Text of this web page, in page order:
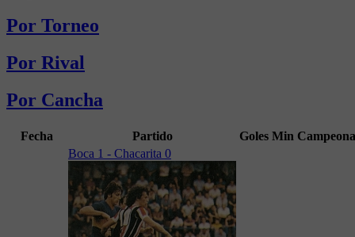
Por Torneo
Por Rival
Por Cancha
Fecha Partido Goles Min
Boca 1 - Chacarita 0